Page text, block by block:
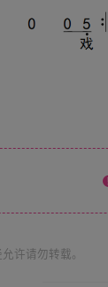
许请勿转载。